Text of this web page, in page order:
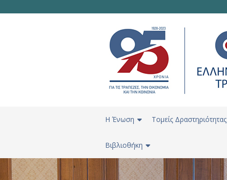
H Ένωση Τομείς Δραστηριότητας
Βιβλιοθήκη